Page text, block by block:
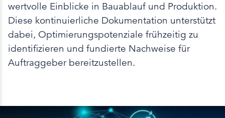
wertvolle Einblicke in Bauablauf und Produktion.
Diese kontinuierliche Dokumentation unterstützt
dabei, Optimierungspotenziale frühzeitig zu
identifizieren und fundierte Nachweise für
Auftraggeber bereitzustellen.